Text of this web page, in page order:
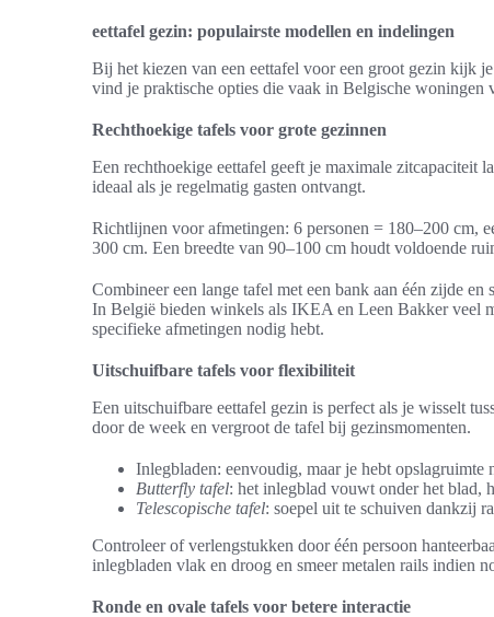
eettafel gezin: populairste modellen en indelingen
Bij het kiezen van een eettafel voor een groot gezin kijk
vind je praktische opties die vaak in Belgische
Rechthoekige tafels voor grote gezinnen
Een rechthoekige eettafel geeft je maximale zitcapaciteit
ideaal als je regelmatig gasten ontvangt.
Richtlijnen voor afmetingen: 6 personen = 180–200 cm,
300 cm. Een breedte van 90–100 cm houdt voldoende
Combineer een lange tafel met een bank aan één zijde
In België bieden winkels als IKEA en Leen Bakker veel
specifieke afmetingen nodig hebt.
Uitschuifbare tafels voor flexibiliteit
Een uitschuifbare eettafel gezin is perfect als je wisselt
door de week en vergroot de tafel bij gezinsmomenten.
Inlegbladen: eenvoudig, maar je hebt opslagruimte
Butterfly tafel: het inlegblad vouwt onder het blad,
Telescopische tafel: soepel uit te schuiven dankzij
Controleer of verlengstukken door één persoon
inlegbladen vlak en droog en smeer metalen rails indien
Ronde en ovale tafels voor betere interactie